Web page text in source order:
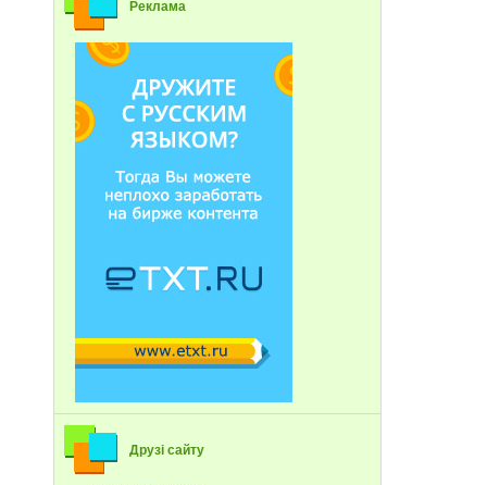
Реклама
Друзі сайту